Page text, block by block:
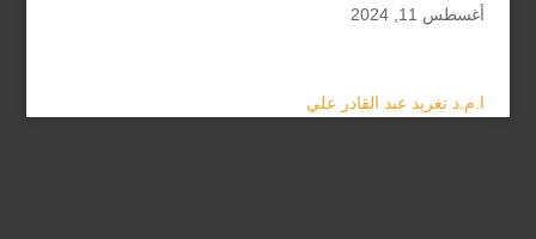
أغسطس 11, 2024
ا.م.د تغريد عبد القادر علي